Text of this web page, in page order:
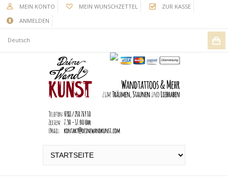
MEIN KONTO MEIN WUNSCHZETTEL
ZUR KASSE
ANMELDEN
Deutsch